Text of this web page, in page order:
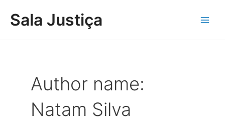
paraSala Justiça
Author name:
Natam Silva